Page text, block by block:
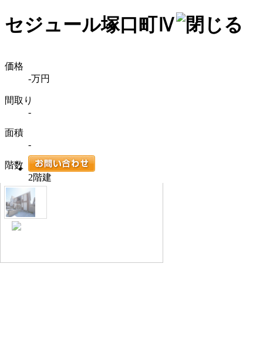
セジュール塚口町Ⅳ
価格
-万円
間取り
-
面積
-
階数
2階建
外観